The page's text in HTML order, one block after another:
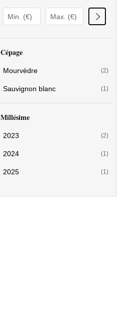
Cépage
Mourvèdre (2)
Sauvignon blanc (1)
Millésime
2023 (2)
2024 (1)
2025 (1)